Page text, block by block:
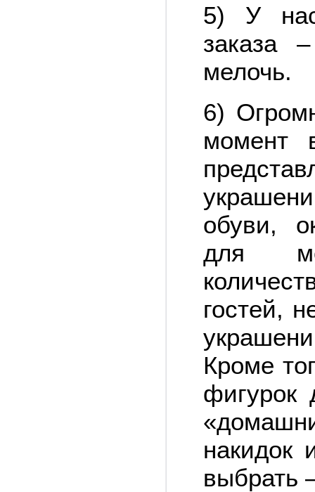
5) У
заказа
мелочь.
6)
момент
обуви,
для
гостей,
Кроме
фигурок
накидок
выбрать